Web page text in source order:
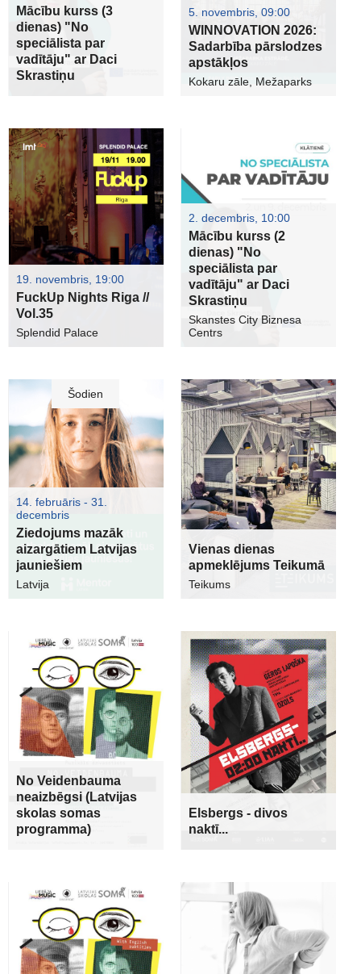
Mācību kurss (3
dienas) "No
speciālista par
vadītāju" ar Daci
Skrastiņu
5. novembris, 09:00
WINNOVATION 2026:
Sadarbība pārslodzes
apstākļos
Kokaru zāle, Mežaparks
19. novembris, 19:00
FuckUp Nights Riga //
Vol.35
Splendid Palace
2. decembris, 10:00
Mācību kurss (2
dienas) "No
speciālista par
vadītāju" ar Daci
Skrastiņu
Skanstes City Biznesa
Centrs
Šodien
14. februāris - 31.
decembris
Ziedojums mazāk
aizargātiem Latvijas
jauniešiem
Latvija
Vienas dienas
apmeklējums Teikumā
Teikums
No Veidenbauma
neaizbēgsi (Latvijas
skolas somas
programma)
Elsbergs - divos
naktī...